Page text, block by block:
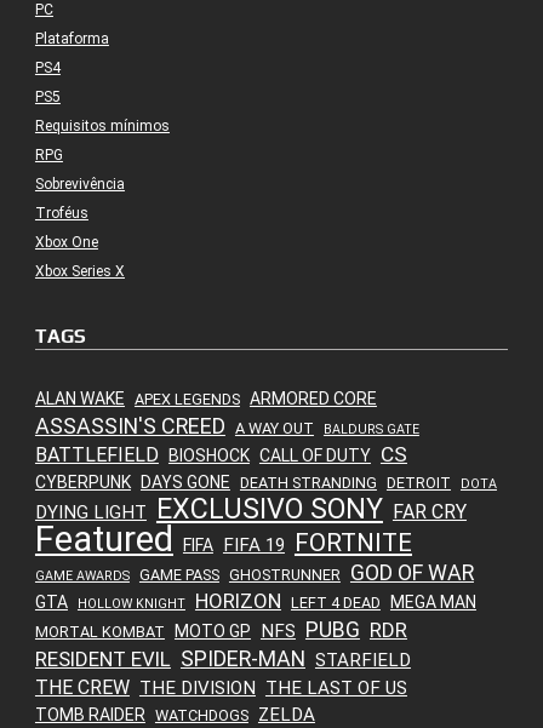
PC
Plataforma
PS4
PS5
Requisitos mínimos
RPG
Sobrevivência
Troféus
Xbox One
Xbox Series X
TAGS
ALAN WAKE APEX LEGENDS ARMORED CORE
ASSASSIN'S CREED A WAY OUT BALDURS GATE
BATTLEFIELD BIOSHOCK CALL OF DUTY CS
CYBERPUNK DAYS GONE DEATH STRANDING DETROIT DOTA
DYING LIGHT EXCLUSIVO SONY FAR CRY
Featured FIFA FIFA 19 FORTNITE
GAME AWARDS GAME PASS GHOSTRUNNER GOD OF WAR
GTA HOLLOW KNIGHT HORIZON LEFT 4 DEAD MEGA MAN
MORTAL KOMBAT MOTO GP NFS PUBG RDR
RESIDENT EVIL SPIDER-MAN STARFIELD
THE CREW THE DIVISION THE LAST OF US
TOMB RAIDER WATCHDOGS ZELDA